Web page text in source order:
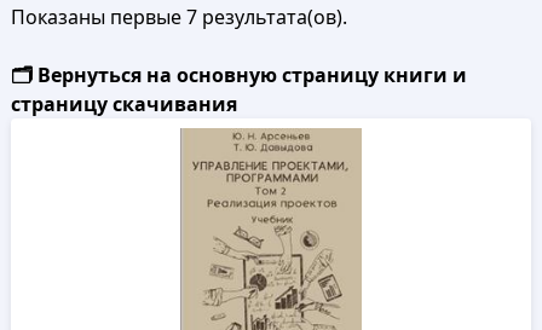
Показаны первые 7 результата(ов).
🗂️ Вернуться на основную страницу книги и
страницу скачивания